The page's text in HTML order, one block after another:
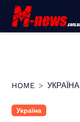
Перейти
вмісту
HOME УКРАЇНА
Україна